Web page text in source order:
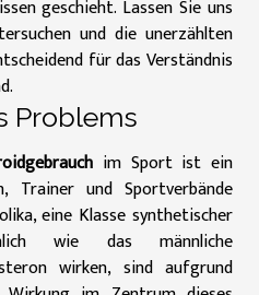
geschieht. Lassen Sie uns
und die unerzählten
für das Verständnis
Problems
im Sport ist ein
Trainer und Sportverbände
eine Klasse synthetischer
wie das männliche
wirken, sind aufgrund